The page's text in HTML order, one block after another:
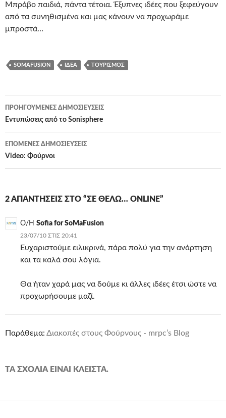
Μπράβο παιδιά, πάντα τέτοια. Έξυπνες ιδέες που ξεφεύγουν
από τα συνηθισμένα και μας κάνουν να προχωράμε
μπροστά…
SOMAFUSION ΙΔΈΑ ΤΟΥΡΙΣΜΌΣ
Πλοήγηση
άρθρων
ΠΡΟΗΓΟΎΜΕΝΕΣ ΔΗΜΟΣΙΕΎΣΕΙΣ
Εντυπώσεις από το Sonisphere
ΕΠΌΜΕΝΕΣ ΔΗΜΟΣΙΕΎΣΕΙΣ
Video: Φούρνοι
2 ΑΠΑΝΤΉΣΕΙΣ ΣΤΟ “ΣΕ ΘΈΛΩ… ONLINE”
Ο/Η Sofia for SoMaFusion
23/07/10 ΣΤΙΣ 20:41
Ευχαριστούμε ειλικρινά, πάρα πολύ για την ανάρτηση
και τα καλά σου λόγια.
Θα ήταν χαρά μας να δούμε κι άλλες ιδέες έτσι ώστε να
προχωρήσουμε μαζί.
Παράθεμα: Διακοπές στους Φούρνους - mrpc’s Blog
ΤΑ ΣΧΌΛΙΑ ΕΊΝΑΙ ΚΛΕΙΣΤΆ.